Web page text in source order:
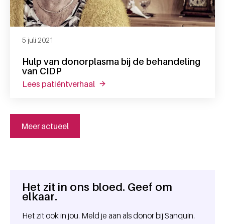
Hulp van donorplasma bij de behandeling
van CIDP
5 juli 2021
lees patiëntverhaal over hulp van donorplasma bij de
Meer actueel
Algemene informatie
Het zit in ons bloed. Geef om
elkaar.
Het zit ook in jou. Meld je aan als donor bij Sanquin.